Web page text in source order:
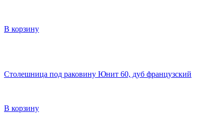
В корзину
Столешница под раковину Юнит 60, дуб французский
В корзину